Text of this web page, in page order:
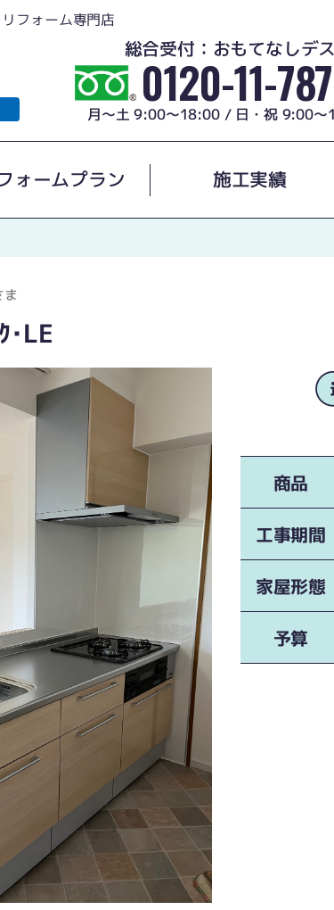
フォーム専門店
総合受付：おもてなしデ
0120-11-
月～土 9:00～18:00 / 日・祝 9:00～
ォームプラン 施工実績
･LE
商品
工事期間
家屋形態
予算